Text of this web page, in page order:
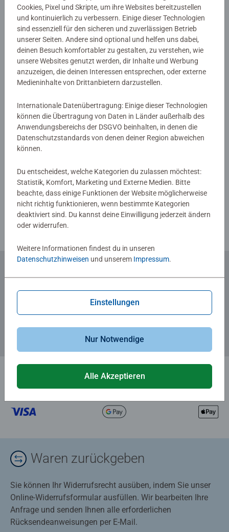
EAN:
9783473511242
ISBN:
978-3-473-51124-2
Warnhinweise und Herstellerinformation
Noch keine Bewertungen
abgegeben
0/0
Verfasse eine Bewertung
Richtlinien für Bewertungen
... und 5 € Gutschein sichern!
Waren zurückgeben
Sie können Ihr Widerrufsrecht ausüben, indem Sie unser
Online-Widerrufsformular ausfüllen. Wir bearbeiten Ihre
Anfrage und senden Ihnen alle erforderlichen
Rücksendeanweisungen per E-Mail.
Cookies, Pixel und Skripte, um ihre Websites bereitzustellen
und kontinuierlich zu verbessern. Einige dieser Technologien
sind essenziell für den sicheren und zuverlässigen Betrieb
unserer Seiten. Andere sind optional und helfen uns dabei,
deinen Besuch komfortabler zu gestalten, zu verstehen, wie
unsere Websites genutzt werden, dir Inhalte und Werbung
anzuzeigen, die deinen Interessen entsprechen, oder externe
Medieninhalte von Drittanbietern darzustellen.
Internationale Datenübertragung: Einige dieser Technologien
können die Übertragung von Daten in Länder außerhalb des
Anwendungsbereichs der DSGVO beinhalten, in denen die
Datenschutzstandards von denen deiner Region abweichen
können.
Du entscheidest, welche Kategorien du zulassen möchtest:
Statistik, Komfort, Marketing und Externe Medien. Bitte
beachte, dass einige Funktionen der Website möglicherweise
nicht richtig funktionieren, wenn bestimmte Kategorien
deaktiviert sind. Du kannst deine Einwilligung jederzeit ändern
oder widerrufen.
Weitere Informationen findest du in unseren
Datenschutzhinweisen und unserem Impressum.
Einstellungen
Nur Notwendige
Alle Akzeptieren